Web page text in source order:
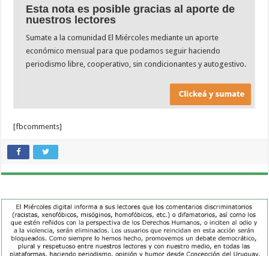
Esta nota es posible gracias al aporte de
nuestros lectores
Sumate a la comunidad El Miércoles mediante un aporte
económico mensual para que podamos seguir haciendo
periodismo libre, cooperativo, sin condicionantes y autogestivo.
[fbcomments]